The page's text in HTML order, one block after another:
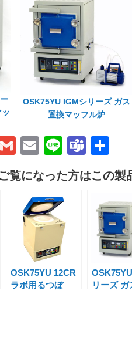
OSK75YU IGMシリーズ ガス
置換マッフル炉
X
G
m
ail
E
ail
Li
n
e
T
a
m
有
覧になった方はこの製
OSK75YU 12CR
ラボ用るつぼ
リーズ ガ